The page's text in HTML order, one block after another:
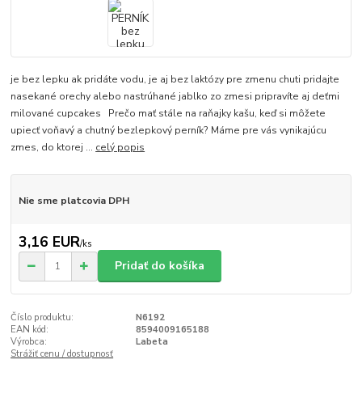
je bez lepku ak pridáte vodu, je aj bez laktózy pre zmenu chuti pridajte
nasekané orechy alebo nastrúhané jablko zo zmesi pripravíte aj deťmi
milované cupcakes Prečo mať stále na raňajky kašu, keď si môžete
upiecť voňavý a chutný bezlepkový perník? Máme pre vás vynikajúcu
zmes, do ktorej ... celý popis
Nie sme platcovia DPH
3,16 EUR/ks
Pridať do košíka
Číslo produktu:
N6192
EAN kód:
8594009165188
Výrobca:
Labeta
Strážiť cenu / dostupnosť